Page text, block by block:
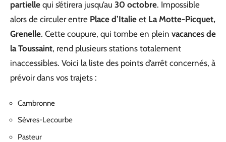
partielle qui s’étirera jusqu’au 30 octobre. Impossible
alors de circuler entre Place d’Italie et La Motte-Picquet,
Grenelle. Cette coupure, qui tombe en plein vacances de
la Toussaint, rend plusieurs stations totalement
inaccessibles. Voici la liste des points d’arrêt concernés, à
prévoir dans vos trajets :
Cambronne
Sèvres-Lecourbe
Pasteur